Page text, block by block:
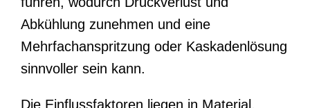
Abkühlung zunehmen und eine
Mehrfachanspritzung oder Kaskadenlösung
sinnvoller sein kann.
Die Einflussfaktoren liegen in Material,